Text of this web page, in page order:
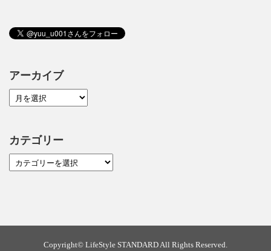
アーカイブ
カテゴリー
Copyright© LifeStyle STANDARDAll Rights Reserved.